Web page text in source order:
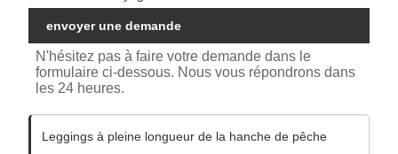
envoyer une demande
N'hésitez pas à faire votre demande dans le
formulaire ci-dessous. Nous vous répondrons dans
les 24 heures.